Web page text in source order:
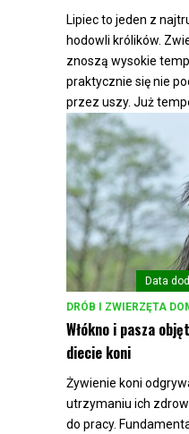
Lipiec to jeden z
hodowli królików.
znoszą wysokie
praktycznie się nie
przez uszy. Już
DRÓB I ZWIERZĘTA
Data
Włókno i pasza
diecie koni
Żywienie koni
utrzymaniu ich
do pracy.